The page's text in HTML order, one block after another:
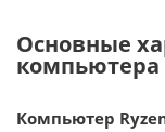
Основные
компьютера
Компьютер Ryzen